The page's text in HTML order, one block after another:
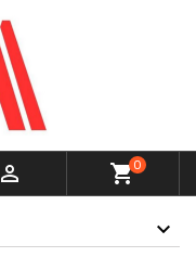
 shopping_cart0